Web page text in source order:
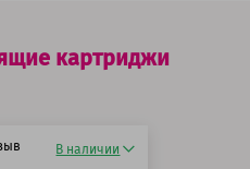
картриджи
В наличии